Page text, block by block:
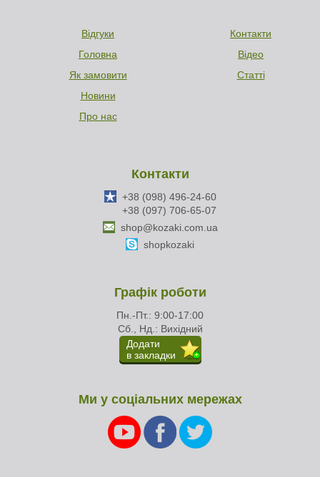
Відгуки
Головна
Як замовити
Новини
Про нас
Контакти
Відео
Статті
Графік роботи
Пн.-Пт.: 9:00-17:00
Сб., Нд.: Вихідний
Додати
в закладки
Контакти
+38 (098) 496-24-60
+38 (097) 706-65-07
shop@kozaki.com.ua
shopkozaki
Ми у соціальних мережах